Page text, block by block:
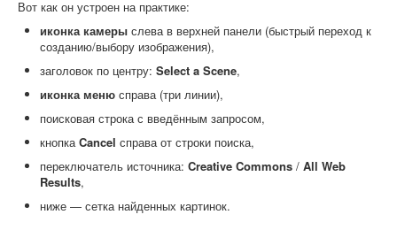
Вот как он устроен на практике:
иконка камеры слева в верхней панели (быстрый переход к
созданию/выбору изображения),
заголовок по центру: Select a Scene,
иконка меню справа (три линии),
поисковая строка с введённым запросом,
кнопка Cancel справа от строки поиска,
переключатель источника: Creative Commons / All Web
Results,
ниже — сетка найденных картинок.